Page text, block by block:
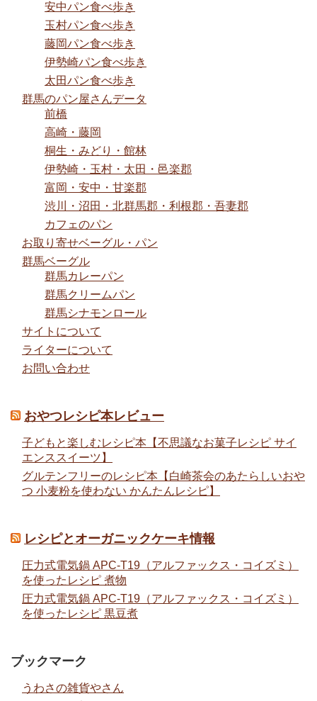
安中パン食べ歩き
玉村パン食べ歩き
藤岡パン食べ歩き
伊勢崎パン食べ歩き
太田パン食べ歩き
群馬のパン屋さんデータ
前橋
高崎・藤岡
桐生・みどり・館林
伊勢崎・玉村・太田・邑楽郡
富岡・安中・甘楽郡
渋川・沼田・北群馬郡・利根郡・吾妻郡
カフェのパン
お取り寄せベーグル・パン
群馬ベーグル
群馬カレーパン
群馬クリームパン
群馬シナモンロール
サイトについて
ライターについて
お問い合わせ
おやつレシピ本レビュー
子どもと楽しむレシピ本【不思議なお菓子レシピ サイ
エンススイーツ】
グルテンフリーのレシピ本【白崎茶会のあたらしいおや
つ 小麦粉を使わない かんたんレシピ】
レシピとオーガニックケーキ情報
圧力式電気鍋 APC-T19（アルファックス・コイズミ）
を使ったレシピ 煮物
圧力式電気鍋 APC-T19（アルファックス・コイズミ）
を使ったレシピ 黒豆煮
ブックマーク
うわさの雑貨やさん